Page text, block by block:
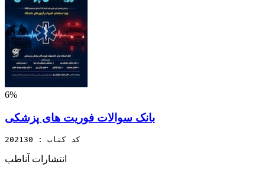
6%
بانک سوالات فوریت های پزشکی
کد کتاب : 202130
انتشارات آناطب